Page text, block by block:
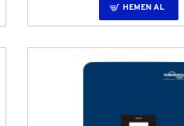
HEMEN AL